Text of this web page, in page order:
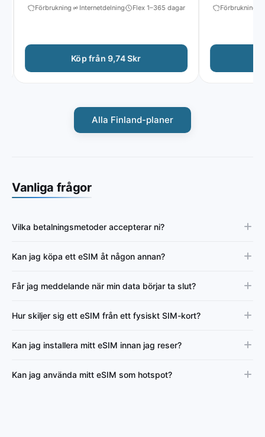
Förbrukning Internetdelning Flex 1–365 dagar
Köp från 9,74 Skr
Förbrukning
Alla Finland-planer
Vanliga frågor
Vilka betalningsmetoder accepterar ni?
Kan jag köpa ett eSIM åt någon annan?
Får jag meddelande när min data börjar ta slut?
Hur skiljer sig ett eSIM från ett fysiskt SIM-kort?
Kan jag installera mitt eSIM innan jag reser?
Kan jag använda mitt eSIM som hotspot?